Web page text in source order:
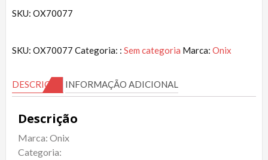
SKU: OX70077
SKU: OX70077 Categoria: : Sem categoria Marca: Onix
DESCRIÇÃO INFORMAÇÃO ADICIONAL
Descrição
Marca: Onix
Categoria: